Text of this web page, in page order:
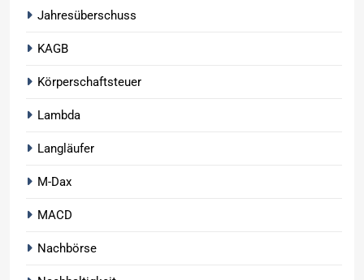
Jahresüberschuss
KAGB
Körperschaftsteuer
Lambda
Langläufer
M-Dax
MACD
Nachbörse